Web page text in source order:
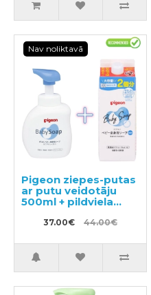
Nav noliktavā
Pigeon ziepes-putas
ar putu veidotāju
500ml + pildviela
37.00€ 44.00€